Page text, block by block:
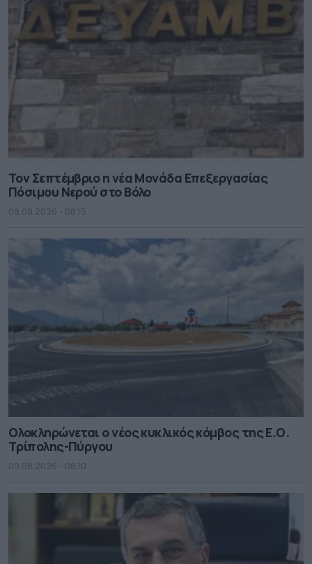
Τον Σεπτέμβριο η νέα Μονάδα Επεξεργασίας
Πόσιμου Νερού στο Βόλο
09.08.2026 - 08.15
Ολοκληρώνεται ο νέος κυκλικός κόμβος της Ε.Ο.
Τρίπολης-Πύργου
09.08.2026 - 08.10